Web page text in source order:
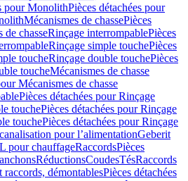
pour MonolithPièces détachées pour
Mécanismes de chassePièces
de chasseRinçage interrompablePièces
Rinçage simple touchePièces
toucheRinçage double touchePièces
toucheMécanismes de chasse
Mécanismes de chasse
Pièces détachées pour Rinçage
touchePièces détachées pour Rinçage
touchePièces détachées pour Rinçage
pour l’alimentationGeberit
pour chauffageRaccordsPièces
RéductionsCoudesTésRaccords
raccords, démontablesPièces détachées